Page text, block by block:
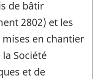
de bâtir
2802) et les
mises en chantier
Société
et de